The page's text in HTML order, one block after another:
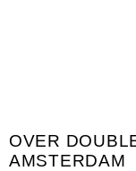
AMSTERDAM